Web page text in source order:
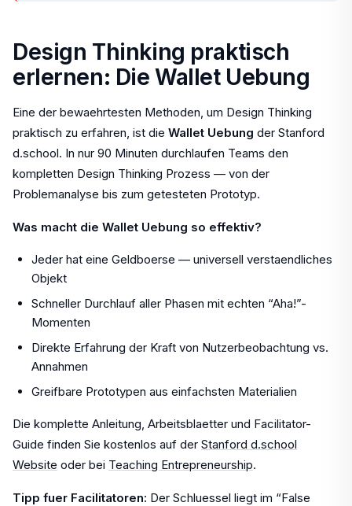
Design Thinking praktisch
erlernen: Die Wallet Uebung
Eine der bewaehrtesten Methoden, um Design Thinking
praktisch zu erfahren, ist die Wallet Uebung der Stanford
d.school. In nur 90 Minuten durchlaufen Teams den
kompletten Design Thinking Prozess — von der
Problemanalyse bis zum getesteten Prototyp.
Was macht die Wallet Uebung so effektiv?
Jeder hat eine Geldboerse — universell verstaendliches
Objekt
Schneller Durchlauf aller Phasen mit echten “Aha!”-
Momenten
Direkte Erfahrung der Kraft von Nutzerbeobachtung vs.
Annahmen
Greifbare Prototypen aus einfachsten Materialien
Die komplette Anleitung, Arbeitsblaetter und Facilitator-
Guide finden Sie kostenlos auf der Stanford d.school
Website oder bei Teaching Entrepreneurship.
Tipp fuer Facilitatoren: Der Schluessel liegt im “False